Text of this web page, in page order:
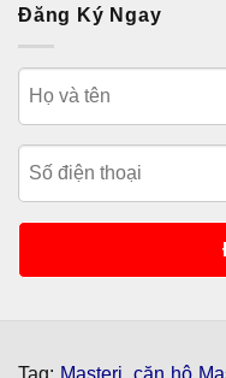
Đăng Ký Ngay